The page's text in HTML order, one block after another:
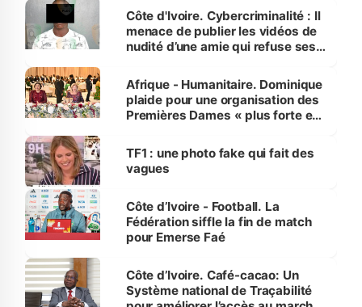
des Transports
Côte d'Ivoire. Cybercriminalité : Il
menace de publier les vidéos de
nudité d’une amie qui refuse ses
Afrique - Humanitaire. Dominique
plaide pour une organisation des
Premières Dames « plus forte et
sur la scène internationale »
TF1 : une photo fake qui fait des
vagues
Côte d’Ivoire - Football. La
Fédération siffle la fin de match
pour Emerse Faé
Côte d’Ivoire. Café-cacao: Un
Système national de Traçabilité